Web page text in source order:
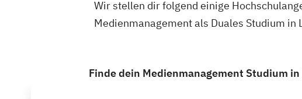
Wir stellen dir folgend einige
Medienmanagement als Duales Studium
Finde dein Medienmanagement Studium